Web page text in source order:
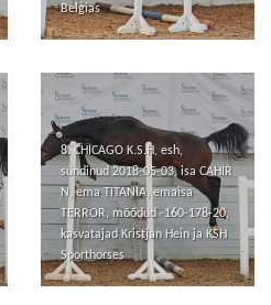
Belgias
8. CHICAGO K.S.H, esh,
sündinud 2018-05-03, isa CAHIR
N, ema TITANIA, emaisa
TERROR, mõõdud -160-178-20,
kasvatajad Kristjan Hein ja KSH
Sporthorses